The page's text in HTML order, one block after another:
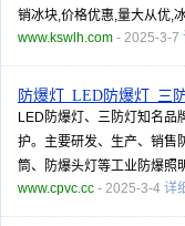
销冰块,价格优惠,量大从优,
www.kswlh.com - 2025-3-7
防爆灯_LED防爆灯_三
LED防爆灯、三防灯知名品
护。主要研发、生产、销售
筒、防爆头灯等工业防爆照
www.cpvc.cc - 2025-3-4 详